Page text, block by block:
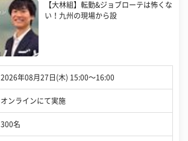
【大林組】転勤&ジョブローテは怖くな
い！九州の現場から設
2026年08月27日(木) 15:00〜16:00
オンラインにて実施
300名